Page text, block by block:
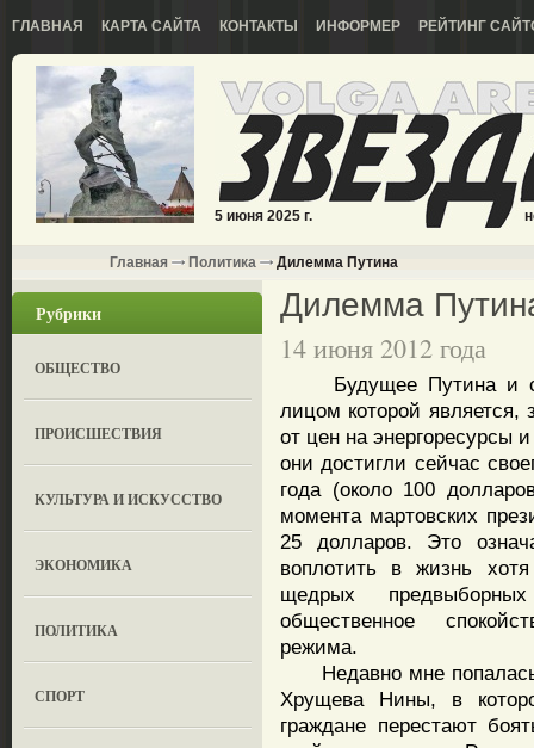
ГЛАВНАЯ КАРТА САЙТА КОНТАКТЫ ИНФОРМЕР РЕЙТИНГ
5 июня 2025 г.
Главная Политика Дилемма Путина
Рубрики
ОБЩЕСТВО
ПРОИСШЕСТВИЯ
КУЛЬТУРА И ИСКУССТВО
ЭКОНОМИКА
ПОЛИТИКА
СПОРТ
Дилемма
14 июня 2012 года
Будущее Путина и
лицом которой является,
от цен на энергоресурсы
они достигли сейчас
года (около 100
момента мартовских
25 долларов. Это
воплотить в жизнь
щедрых
общественное
режима.
Недавно мне попалась
Хрущева Нины, в
граждане перестают